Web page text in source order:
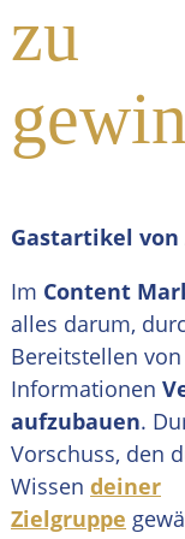
zu
Gastartikel
Im Content
alles darum,
Bereitstellen von
Informationen
aufzubauen.
Vorschuss, den
Wissen deiner
Zielgruppe